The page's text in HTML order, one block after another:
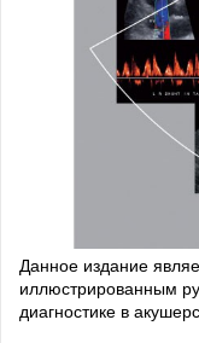
Данное издание
иллюстрированным
диагностике в